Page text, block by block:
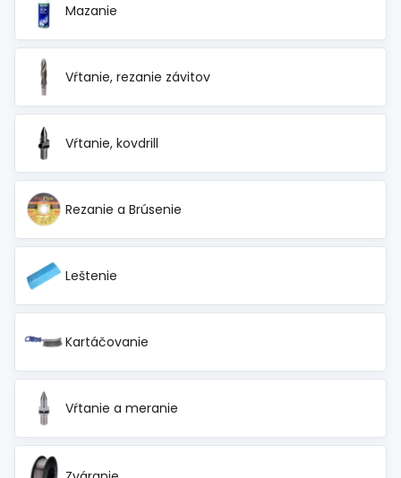
Mazanie
Vŕtanie, rezanie závitov
Vŕtanie, kovdrill
Rezanie a Brúsenie
Leštenie
Kartáčovanie
Vŕtanie a meranie